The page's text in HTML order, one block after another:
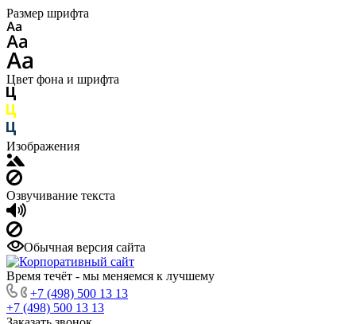
Размер шрифта
Цвет фона и шрифта
Изображения
Озвучивание текста
Обычная версия сайта
Время течёт - мы меняемся к лучшему
+7 (498) 500 13 13
+7 (498) 500 13 13